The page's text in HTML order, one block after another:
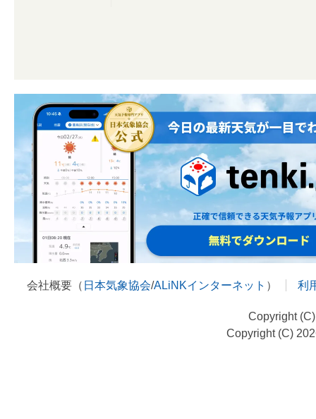
会社概要（ 日本気象協会/ALiNKインターネット ） 利
Copyright
Copyright (C)